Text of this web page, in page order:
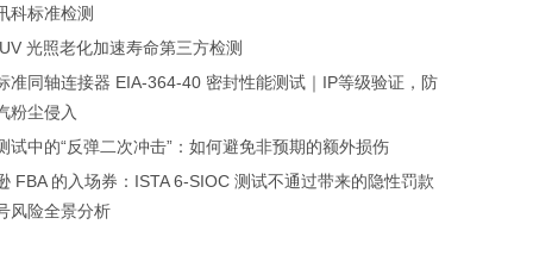
科标准检测
光照老化加速寿命第三方检测
准同轴连接器 EIA-364-40 密封性能测试｜IP等级验证，防
粉尘侵入
试中的“反弹二次冲击”：如何避免非预期的额外损伤
FBA 的入场券：ISTA 6-SIOC 测试不通过带来的隐性罚款
风险全景分析